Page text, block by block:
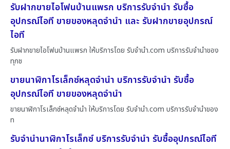
รับฝากขายไอโฟนบ้านแพรก บริการรับจำนำ รับซื้อ
อุปกรณ์ไอที ขายของหลุดจำนำ และ รับฝากขายอุปกรณ์
ไอที
รับฝากขายไอโฟนบ้านแพรก ให้บริการโดย รับจํานํา.com บริการรับจำนำของ
ทุกช
ขายนาฬิกาโรเล็กซ์หลุดจำนำ บริการรับจำนำ รับซื้อ
อุปกรณ์ไอที ขายของหลุดจำนำ
ขายนาฬิกาโรเล็กซ์หลุดจำนำ ให้บริการโดย รับจํานํา.com บริการรับจำนำของ
ท
รับจำนำนาฬิกาโรเล็กซ์ บริการรับจำนำ รับซื้ออุปกรณ์ไอที